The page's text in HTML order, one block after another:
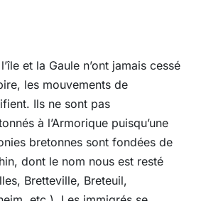
et la Gaule n’ont jamais cessé
les mouvements de
Ils ne sont pas
à l’Armorique puisqu’une
bretonnes sont fondées de
dont le nom nous est resté
Bretteville, Breteuil,